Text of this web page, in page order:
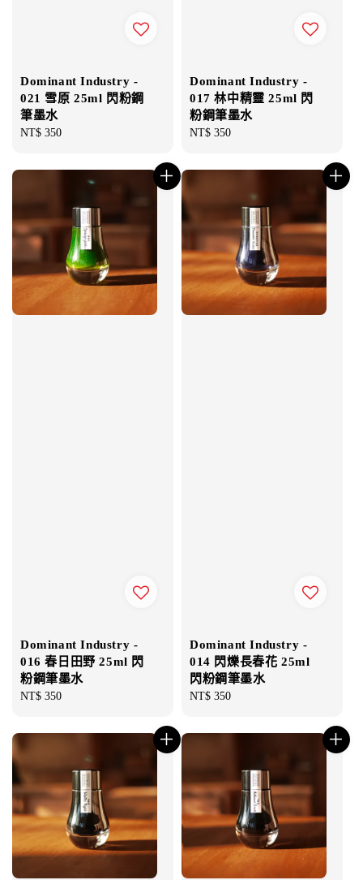
Dominant Industry -
021 雪原 25ml 閃粉鋼
筆墨水
Regular
NT$ 350
Dominant Industry -
017 林中精靈 25ml 閃
粉鋼筆墨水
Regular
NT$ 350
Dominant Industry -
016 春日田野 25ml 閃
粉鋼筆墨水
Regular
NT$ 350
Dominant Industry -
014 閃爍長春花 25ml
閃粉鋼筆墨水
Regular
NT$ 350